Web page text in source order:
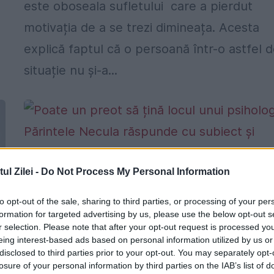
Zilei - Do Not Process My Personal Information
opt-out of the sale, sharing to third parties, or processing of your
for targeted advertising by us, please use the below opt-out
selection. Please note that after your opt-out request is processed
interest-based ads based on personal information utilized by us
to third parties prior to your opt-out. You may separately
of your personal information by third parties on the IAB’s list of
este oboseala sufletului care a pierdut
motivația de a se trezi dimineața. Acesta
explică faptul că o persoană într-o astfel
situație nu și-a...
Poate un preot să țină locul unui
psiholog? Părintele Necula răspunde
subiect și predicat
8 FEBRUARIE 2026
Părintele Constantin Necula a dezbătut